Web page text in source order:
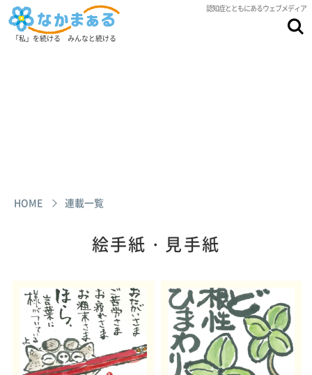
認知症とともにあるウェブメディア
「私」を続ける みんなと続ける
HOME 連載一覧
絵手紙・見手紙